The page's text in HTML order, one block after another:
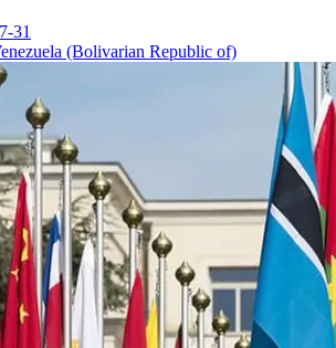
31
(Bolivarian Republic of)